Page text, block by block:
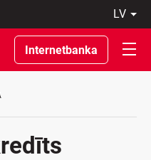
Internetbanka